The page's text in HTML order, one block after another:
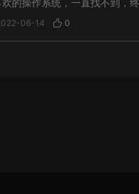
的操作系统，一直找不到，
06-14 0